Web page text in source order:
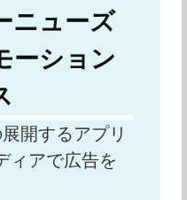
ニューズ
ーション
開するアプリ
ィアで広告を